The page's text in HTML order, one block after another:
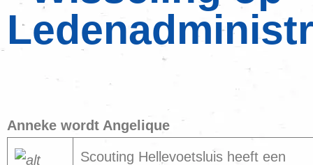
Anneke wordt Angelique
Scouting Hellevoetsluis heeft een